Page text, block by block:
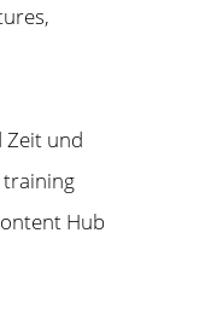
Zeit und
training
Hub